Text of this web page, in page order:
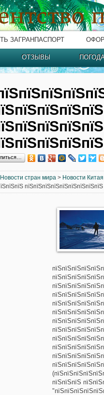
ЗАГРАНПАСПОРТ
ОТЗЫВЫ
Новости стран мира > Новости Китая
пїЅпїЅпїЅпїЅпїЅпїЅпїЅпїЅпїЅ
пїЅпїЅпїЅ